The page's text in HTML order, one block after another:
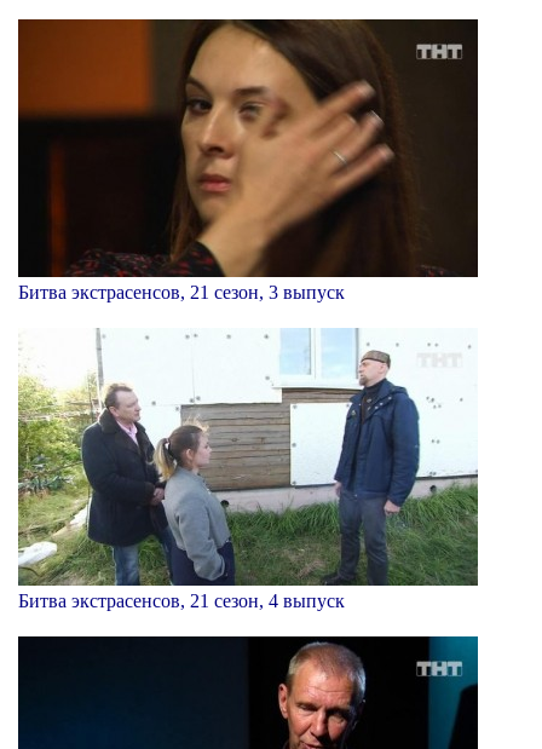
Битва экстрасенсов, 21 сезон, 3 выпуск
Битва экстрасенсов, 21 сезон, 4 выпуск